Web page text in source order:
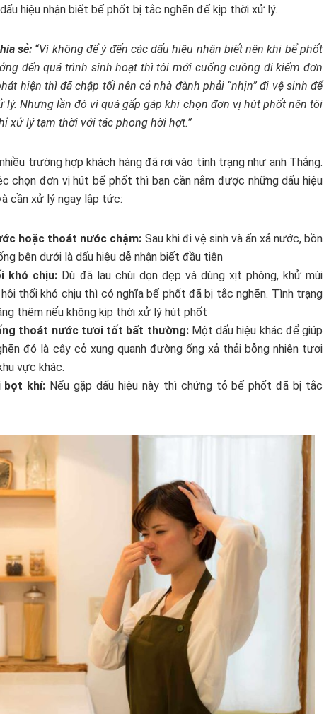
hiệu nhận biết bể phốt bị tắc nghẽn để kịp thời xử lý.
sẻ: “Vì không để ý đến các dấu hiệu nhận biết nên khi bể phốt
đến quá trình sinh hoạt thì tôi mới cuống cuồng đi kiếm đơn
hiện thì đã chập tối nên cả nhà đành phải “nhịn” đi vệ sinh để
Nhưng lần đó vì quá gấp gáp khi chọn đơn vị hút phốt nên tôi
xử lý tạm thời với tác phong hời hợt.”
trường hợp khách hàng đã rơi vào tình trạng như anh Thắng.
chọn đơn vị hút bể phốt thì bạn cần nắm được những dấu hiệu
cần xử lý ngay lập tức:
hoặc thoát nước chậm: Sau khi đi vệ sinh và ấn xả nước, bồn
bên dưới là dấu hiệu dễ nhận biết đầu tiên
khó chịu: Dù đã lau chùi dọn dẹp và dùng xịt phòng, khử mùi
thối khó chịu thì có nghĩa bể phốt đã bị tắc nghẽn. Tình trạng
thêm nếu không kịp thời xử lý hút phốt
thoát nước tươi tốt bất thường:Một dấu hiệu khác để giúp
đó là cây cỏ xung quanh đường ống xả thải bỗng nhiên tươi
vực khác.
bọt khí: Nếu gặp dấu hiệu này thì chứng tỏ bể phốt đã bị tắc